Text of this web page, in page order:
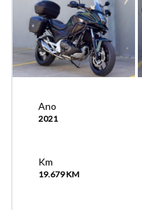
Ano
2021
Km
19.679 KM